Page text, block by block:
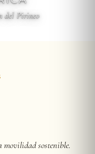
del Pirineo
movilidad sostenible.